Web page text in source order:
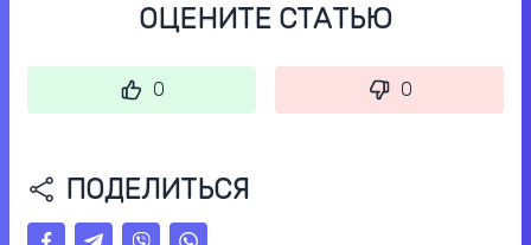
ОЦЕНИТЕ СТАТЬЮ
0 0
ПОДЕЛИТЬСЯ